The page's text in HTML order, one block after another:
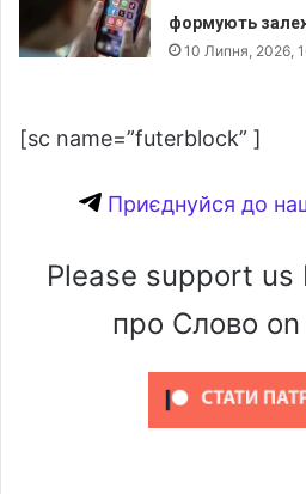
формують
10 Липня, 2026,
[sc name=”futerblock” ]
Приєднуйся до
Please support us
про Слово